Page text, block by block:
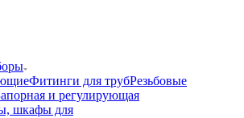
Фитинги для трубРезьбовые
и регулирующая
шкафы для